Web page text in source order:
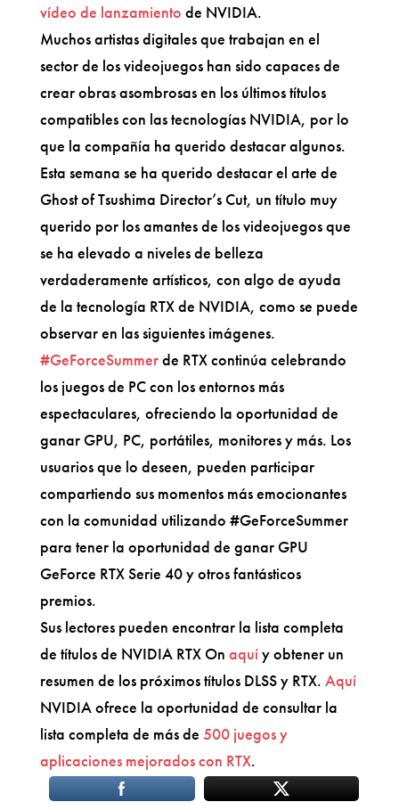
vídeo de lanzamiento de NVIDIA.
Muchos artistas digitales que trabajan en el
sector de los videojuegos han sido capaces de
crear obras asombrosas en los últimos títulos
compatibles con las tecnologías NVIDIA, por lo
que la compañía ha querido destacar algunos.
Esta semana se ha querido destacar el arte de
Ghost of Tsushima Director’s Cut, un título muy
querido por los amantes de los videojuegos que
se ha elevado a niveles de belleza
verdaderamente artísticos, con algo de ayuda
de la tecnología RTX de NVIDIA, como se puede
observar en las siguientes imágenes.
#GeForceSummerde RTX continúa celebrando
los juegos de PC con los entornos más
espectaculares, ofreciendo la oportunidad de
ganar GPU, PC, portátiles, monitores y más. Los
usuarios que lo deseen, pueden participar
compartiendo sus momentos más emocionantes
con la comunidad utilizando #GeForceSummer
para tener la oportunidad de ganar GPU
GeForce RTX Serie 40 y otros fantásticos
premios.
Sus lectores pueden encontrar la lista completa
de títulos de NVIDIA RTX On aquíy obtener un
resumen de los próximos títulos DLSS y RTX. Aquí
NVIDIA ofrece la oportunidad de consultar la
lista completa de más de 500 juegos y
aplicaciones mejorados con RTX.